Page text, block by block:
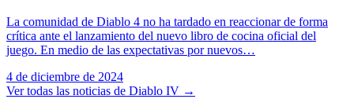
La comunidad de Diablo 4 no ha tardado en reaccionar de forma
crítica ante el lanzamiento del nuevo libro de cocina oficial del
juego. En medio de las expectativas por nuevos…
4 de diciembre de 2024
Ver todas las noticias de Diablo IV →